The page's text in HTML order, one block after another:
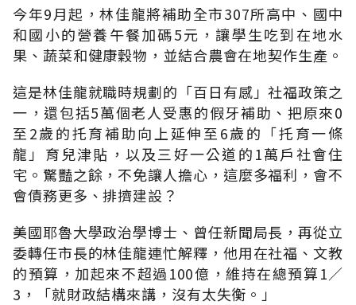
今年9月起，林佳龍將補助全市307所高中、國中
和國小的營養午餐加碼5元，讓學生吃到在地水
果、蔬菜和健康穀物，並結合農會在地契作生產。
這是林佳龍就職時規劃的「百日有感」社福政策之
一，還包括5萬個老人受惠的假牙補助、把原來0
至2歲的托育補助向上延伸至6歲的「托育一條
龍」育兒津貼，以及三好一公道的1萬戶社會住
宅。驚豔之餘，不免讓人擔心，這麼多福利，會不
會債務更多、排擠建設？
美國耶魯大學政治學博士、曾任新聞局長，再從立
委轉任市長的林佳龍連忙解釋，他用在社福、文教
的預算，加起來不超過100億，維持在總預算1／
3，「就財政結構來講，沒有太失衡。」